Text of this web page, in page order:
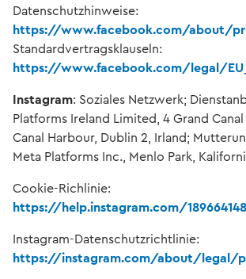
Datenschutzhinweise:
https://www.facebook.com/about/
Standardvertragsklauseln:
https://www.facebook.com/legal/
Instagram: Soziales Netzwerk;
Platforms Ireland Limited, 4 Grand
Canal Harbour, Dublin 2, Irland;
Meta Platforms Inc., Menlo Park,
Cookie-Richlinie:
https://help.instagram.com/
Instagram-Datenschutzrichtlinie:
https://instagram.com/about/legal/